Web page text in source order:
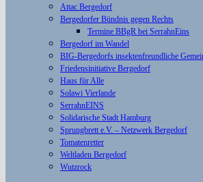
Attac Bergedorf
Bergedorfer Bündnis gegen Rechts
Termine BBgR bei SerrahnEins
Bergedorf im Wandel
BIG-Bergedorfs insektenfreundliche
Friedensinitiative Bergedorf
Haus für Alle
Solawi Vierlande
SerrahnEINS
Solidarische Stadt Hamburg
Sprungbrett e.V. – Netzwerk Bergedorf
Tomatenretter
Weltladen Bergedorf
Wutzrock